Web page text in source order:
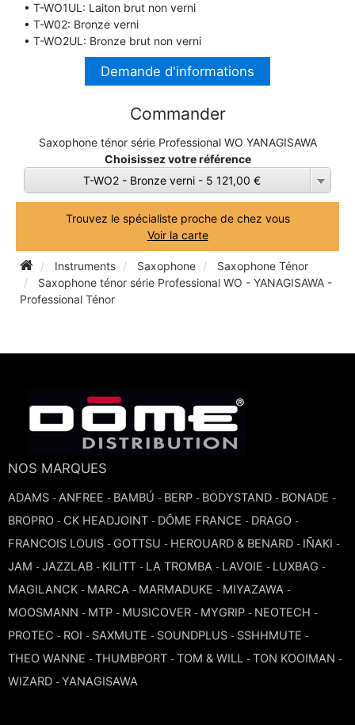
TROMBONE
TROMPETTE CORNET BUGLE
• T-WO1UL: Laiton brut non verni
• T-W02: Bronze verni
• T-WO2UL: Bronze brut non verni
Demande d'informations
Commander
Saxophone ténor série Professional WO YANAGISAWA
Choisissez votre référence
T-WO2 - Bronze verni - 5 121,00 €
Trouvez le spécialiste proche de chez vous
Voir la carte
Instruments Saxophone
Saxophone Ténor
Saxophone ténor série Professional WO - YANAGISAWA -
Professional Ténor
NOS MARQUES
ADAMS - ANFREE - BAMBÚ - BERP - BODYSTAND - BONADE -
BROPRO - CK HEADJOINT - DÔME FRANCE - DRAGO -
FRANCOIS LOUIS - GOTTSU - HEROUARD & BENARD - IÑAKI -
JAM - JAZZLAB - KILITT - LA TROMBA - LAVOIE - LUXBAG -
MAGILANCK - MARCA - MARMADUKE - MIYAZAWA -
MOOSMANN - MTP - MUSICOVER - MYGRIP - NEOTECH -
PROTEC - ROI - SAXMUTE - SOUNDPLUS - SSHHMUTE -
THEO WANNE - THUMBPORT - TOM & WILL - TON KOOIMAN -
WIZARD - YANAGISAWA